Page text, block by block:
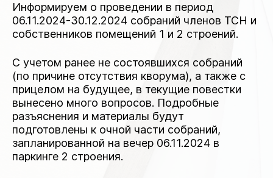
Информируем о проведении в период
06.11.2024-30.12.2024 собраний членов ТСН и
собственников помещений 1 и 2 строений.
С учетом ранее не состоявшихся собраний
(по причине отсутствия кворума), а также с
прицелом на будущее, в текущие повестки
вынесено много вопросов. Подробные
разъяснения и материалы будут
подготовлены к очной части собраний,
запланированной на вечер 06.11.2024 в
паркинге 2 строения.